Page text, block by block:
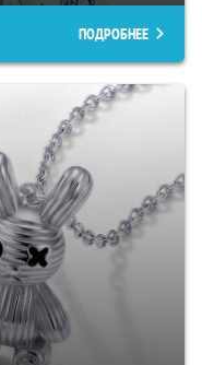
ПОДРОБНЕЕ